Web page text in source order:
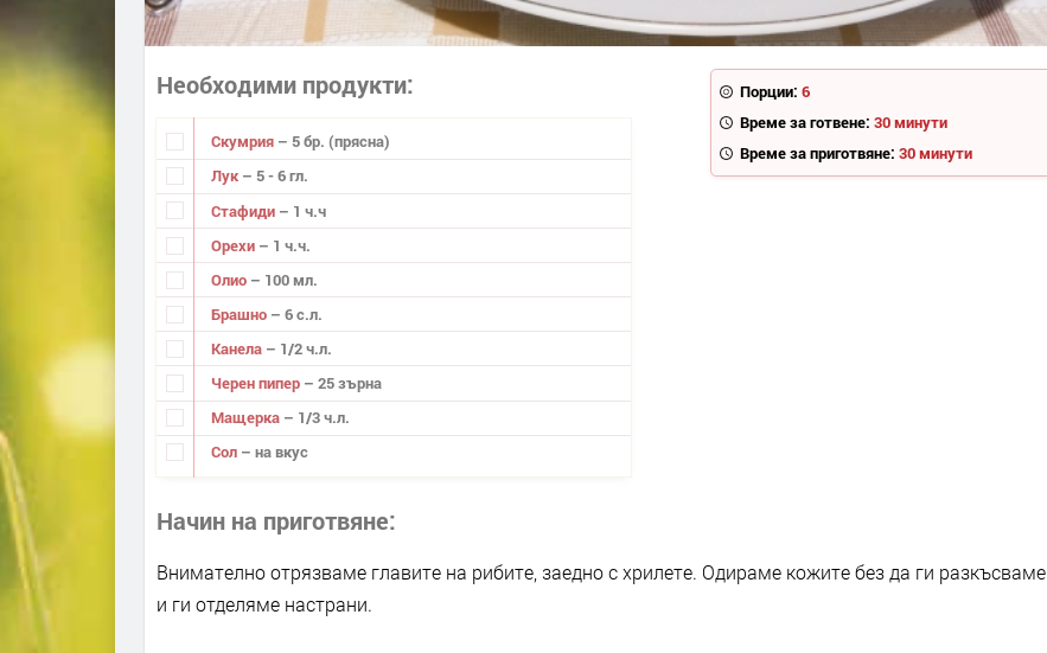
Порции: 6
Време за готвене: 30 минути
Време за приготвяне: 30 минути
Необходими продукти
Скумрия – 5 бр. (прясна)
Лук – 5 - 6 гл.
Стафиди – 1 ч.ч
Орехи – 1 ч.ч.
Олио – 100 мл.
Брашно – 6 с.л.
Канела – 1/2 ч.л.
Черен пипер – 25 зърна
Мащерка – 1/3 ч.л.
Сол – на вкус
Начин на приготвяне
Внимателно отрязваме главите на рибите, заедно с хрилете. Одираме кожите без да ги разкъсваме
и ги отделяме настрани.